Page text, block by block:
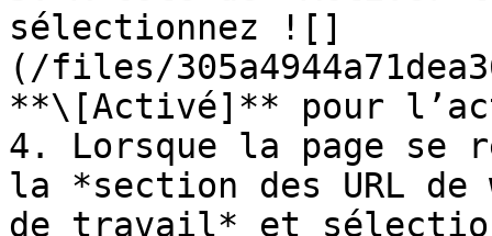
sélectionnez ![]
(/files/
**\[Activé]** pour
4. Lorsque la page se
la *section des URL de
de travail* et